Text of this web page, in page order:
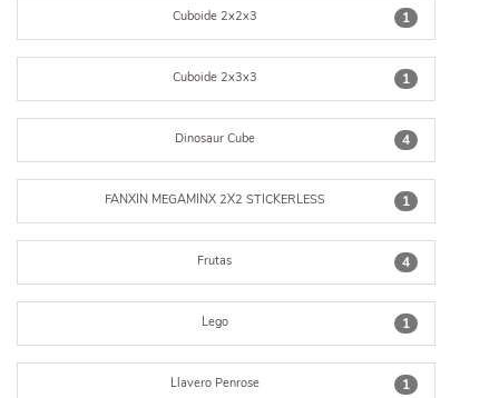
1
Cuboide 2x2x3
1
Cuboide 2x3x3
4
Dinosaur Cube
1
FANXIN MEGAMINX 2X2 STICKERLESS
4
Frutas
1
Lego
1
Llavero Penrose